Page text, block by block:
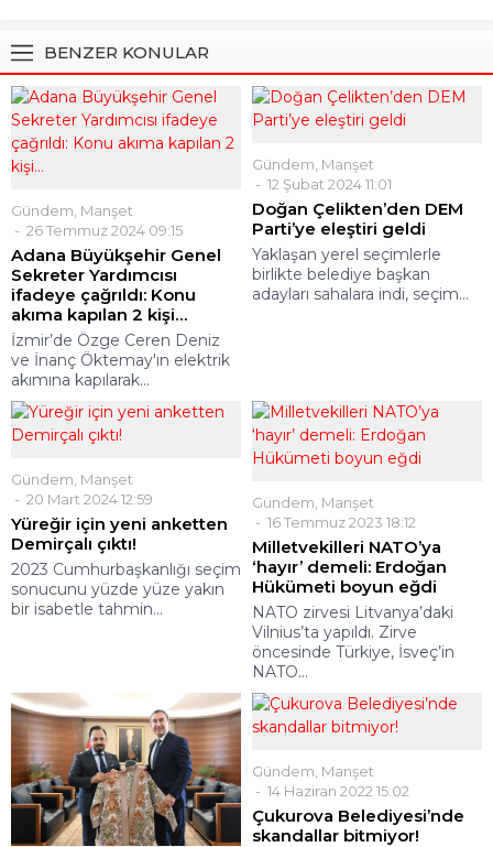
BENZER KONULAR
Gündem Manşet
26 Temmuz 2024 09:15
Adana Büyükşehir Genel
Sekreter Yardımcısı
ifadeye çağrıldı: Konu
akıma kapılan 2 kişi…
İzmir’de Özge Ceren Deniz
ve İnanç Öktemay'ın elektrik
akımına kapılarak...
Gündem Manşet
12 Şubat 2024 11:01
Doğan Çelikten’den DEM
Parti’ye eleştiri geldi
Yaklaşan yerel seçimlerle
birlikte belediye başkan
adayları sahalara indi, seçim...
Gündem Manşet
20 Mart 2024 12:59
Yüreğir için yeni anketten
Demirçalı çıktı!
2023 Cumhurbaşkanlığı seçim
sonucunu yüzde yüze yakın
bir isabetle tahmin...
Gündem Manşet
16 Temmuz 2023 18:12
Milletvekilleri NATO’ya
‘hayır’ demeli: Erdoğan
Hükümeti boyun eğdi
NATO zirvesi Litvanya’daki
Vilnius’ta yapıldı. Zirve
öncesinde Türkiye, İsveç’in
NATO...
Gündem Manşet
14 Haziran 2022 15:02
Çukurova Belediyesi’nde
skandallar bitmiyor!